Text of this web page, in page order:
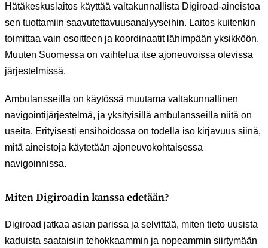
Hätäkeskuslaitos käyttää valtakunnallista Digiroad-aineistoa
sen tuottamiin saavutettavuusanalyyseihin. Laitos kuitenkin
toimittaa vain osoitteen ja koordinaatit lähimpään yksikköön.
Muuten Suomessa on vaihtelua itse ajoneuvoissa olevissa
järjestelmissä.
Ambulansseilla on käytössä muutama valtakunnallinen
navigointijärjestelmä, ja yksityisillä ambulansseilla niitä on
useita. Erityisesti ensihoidossa on todella iso kirjavuus siinä,
mitä aineistoja käytetään ajoneuvokohtaisessa
navigoinnissa.
Miten Digiroadin kanssa edetään?
Digiroad jatkaa asian parissa ja selvittää, miten tieto uusista
kaduista saataisiin tehokkaammin ja nopeammin siirtymään